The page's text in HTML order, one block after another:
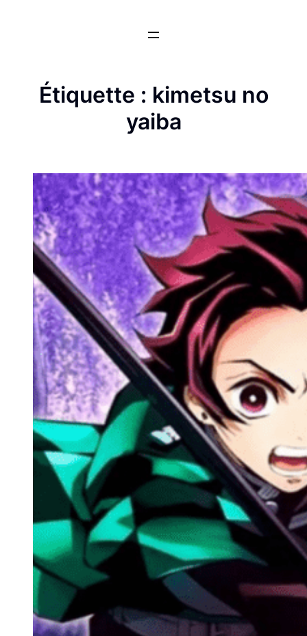
Étiquette : kimetsu no
yaiba